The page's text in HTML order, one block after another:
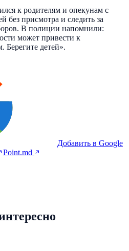
к родителям и опекунам с
без присмотра и следить за
В полиции напомнили:
может привести к
Берегите детей».
Добавить в Google
Point.md